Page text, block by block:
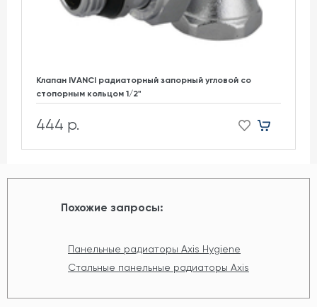
Клапан IVANCI радиаторный запорный угловой со
стопорным кольцом 1/2"
444 р.
Похожие запросы:
Панельные радиаторы Axis Hygiene
Стальные панельные радиаторы Axis